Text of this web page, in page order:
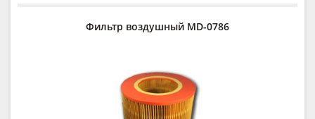
Фильтр воздушный MD-0786